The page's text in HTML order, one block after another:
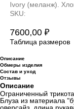
Ivory (меланж).
SKU:
7600,00 ₽
Таблица размеров
Описание
Обмеры изделия
Состав и уход
Отзывы
Описание
Ограниченный
Блуза из материала